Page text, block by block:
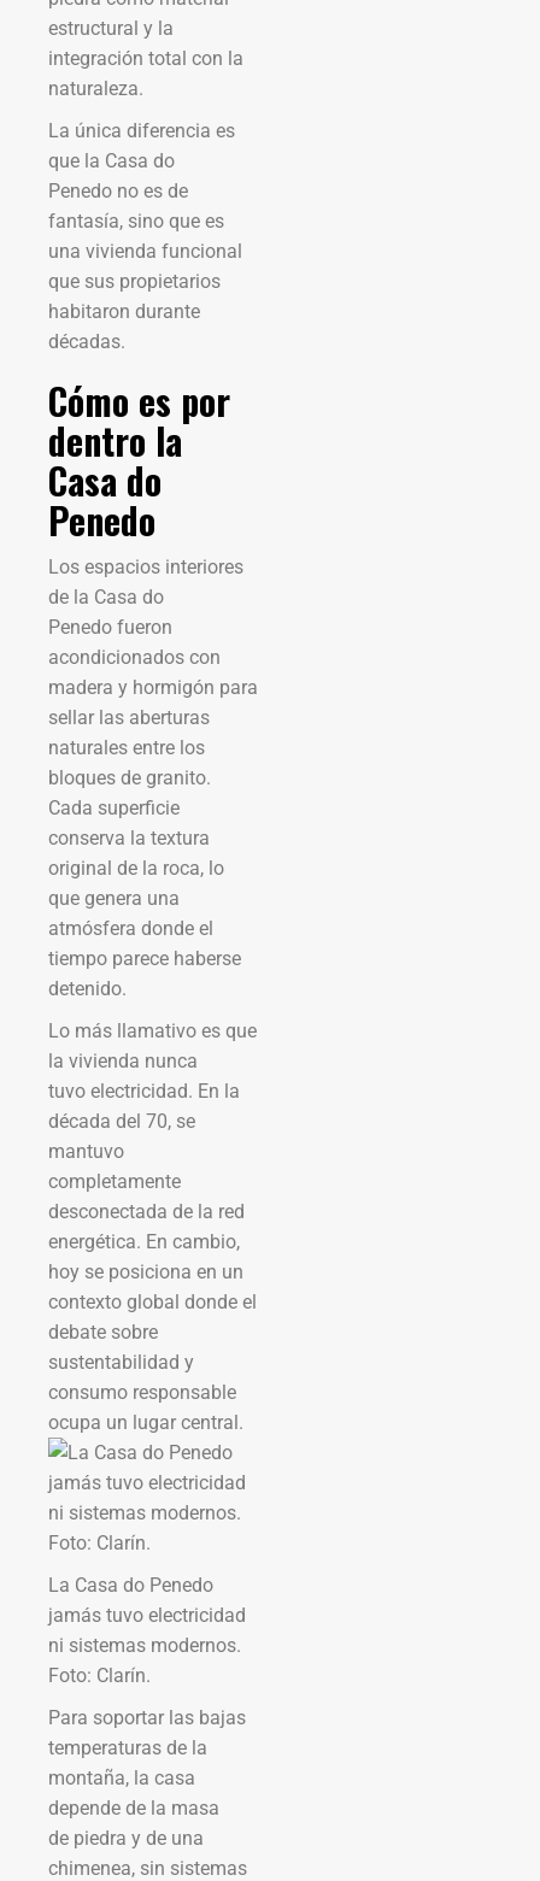
estructural y la
integración total con la
naturaleza.
La única diferencia es
que la Casa do
Penedo no es de
fantasía, sino que es
una vivienda funcional
que sus propietarios
habitaron durante
décadas.
Cómo es por
dentro la
Casa do
Penedo
Los espacios interiores
de la Casa do
Penedo fueron
acondicionados con
madera y hormigón para
sellar las aberturas
naturales entre los
bloques de granito.
Cada superficie
conserva la textura
original de la roca, lo
que genera una
atmósfera donde el
tiempo parece haberse
detenido.
Lo más llamativo es que
la vivienda nunca
tuvo electricidad. En la
década del 70, se
mantuvo
completamente
desconectada de la red
energética. En cambio,
hoy se posiciona en un
contexto global donde el
debate sobre
sustentabilidad y
consumo responsable
ocupa un lugar central.
La Casa do Penedo
jamás tuvo electricidad
ni sistemas modernos.
Foto: Clarín.
Para soportar las bajas
temperaturas de la
montaña, la casa
depende de la masa
de piedra y de una
chimenea, sin sistemas